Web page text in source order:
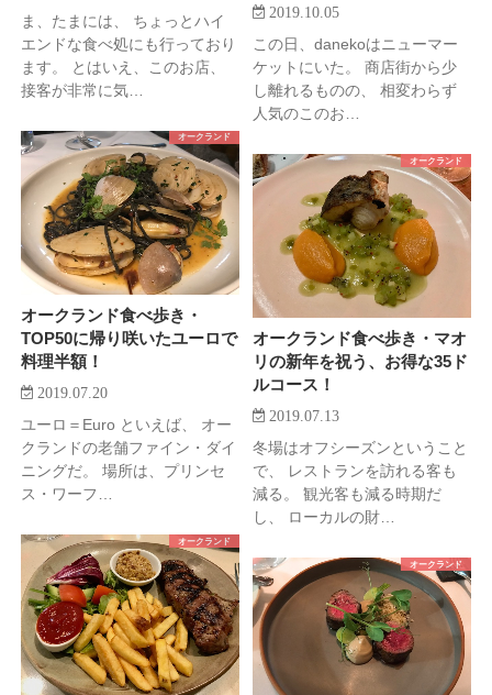
ま、たまには、 ちょっとハイ
エンドな食べ処にも行っており
ます。 とはいえ、このお店、
接客が非常に気…
2019.10.05
この日、danekoはニューマー
ケットにいた。 商店街から少
し離れるものの、 相変わらず
人気のこのお…
オークランド
オークランド食べ歩き・
TOP50に帰り咲いたユーロで
料理半額！
2019.07.20
ユーロ＝Euro といえば、 オー
クランドの老舗ファイン・ダイ
ニングだ。 場所は、プリンセ
ス・ワーフ…
オークランド
オークランド食べ歩き・マオ
リの新年を祝う、お得な35ド
ルコース！
2019.07.13
冬場はオフシーズンということ
で、 レストランを訪れる客も
減る。 観光客も減る時期だ
し、 ローカルの財…
オークランド
オークランド